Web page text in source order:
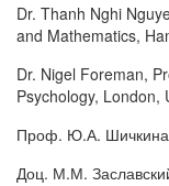
Dr. Thanh Nghi
and Mathematics,
Dr. Nigel Foreman,
Psychology, London,
Проф. Ю.А.
Доц. М.М.